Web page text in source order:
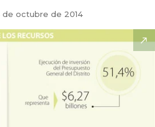
de octubre de 2014